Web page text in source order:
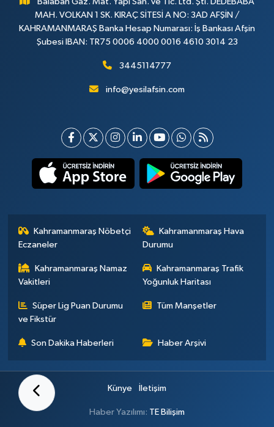
MAH. VOLKAN 1 SK. KIRAÇ SİTESİ A NO: 3AD AFŞİN /
KAHRAMANMARAŞ Banka Hesap Numarası: İş Bankası Afşin
Şubesi IBAN: TR75 0006 4000 0016 4610 3014 23
3445114777
info@yesilafsin.com
Kahramanmaraş Nöbetçi
Eczaneler
Kahramanmaraş Hava
Durumu
Kahramanmaraş Namaz
Vakitleri
Kahramanmaraş Trafik
Yoğunluk Haritası
Süper Lig Puan Durumu
ve Fikstür
Tüm Manşetler
Son Dakika Haberleri Haber Arşivi
Künye İletişim
Haber Yazılımı: TE Bilişim